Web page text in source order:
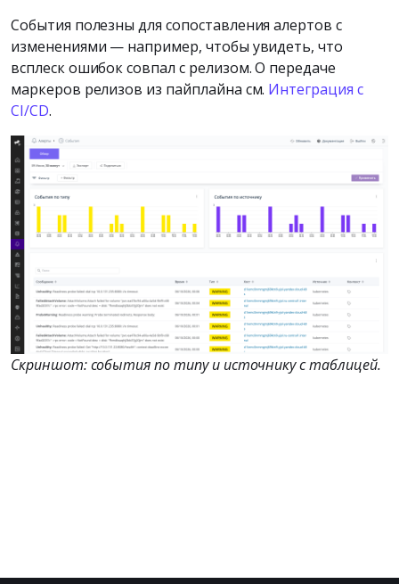
События полезны для сопоставления алертов с
изменениями — например, чтобы увидеть, что
всплеск ошибок совпал с релизом. О передаче
маркеров релизов из пайплайна см. Интеграция с
CI/CD.
Скриншот: события по типу и источнику с таблицей.